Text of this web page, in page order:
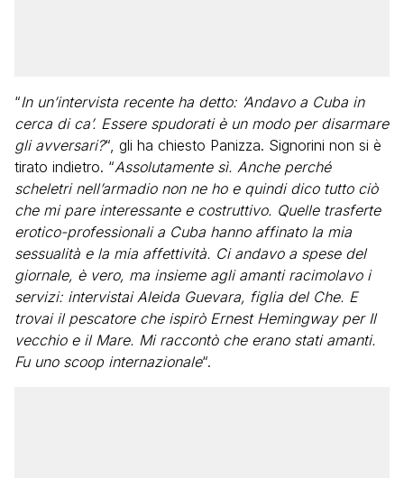
“In un’intervista recente ha detto: ‘Andavo a Cuba in
cerca di ca’. Essere spudorati è un modo per disarmare
gli avversari?“, gli ha chiesto Panizza. Signorini non si è
tirato indietro. “Assolutamente sì. Anche perché
scheletri nell’armadio non ne ho e quindi dico tutto ciò
che mi pare interessante e costruttivo. Quelle trasferte
erotico-professionali a Cuba hanno affinato la mia
sessualità e la mia affettività. Ci andavo a spese del
giornale, è vero, ma insieme agli amanti racimolavo i
servizi: intervistai Aleida Guevara, figlia del Che. E
trovai il pescatore che ispirò Ernest Hemingway per Il
vecchio e il Mare. Mi raccontò che erano stati amanti.
Fu uno scoop internazionale“.